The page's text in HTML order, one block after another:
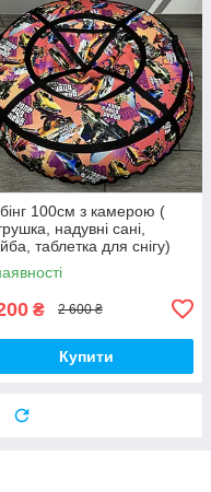
100см з камерою (
надувні сані,
таблетка для снігу)
₴ 2 600 ₴
Купити